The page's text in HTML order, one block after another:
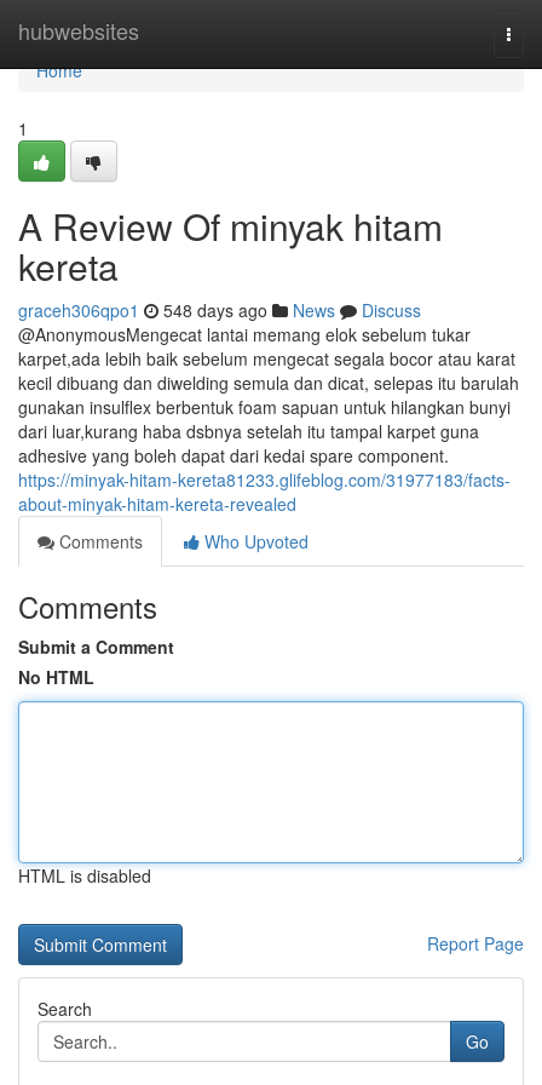
hubwebsites
Home
Home
1
A Review Of minyak hitam
kereta
graceh306qpo1 548 days ago News
Discuss
@AnonymousMengecat lantai memang elok sebelum tukar
karpet,ada lebih baik sebelum mengecat segala bocor atau karat
kecil dibuang dan diwelding semula dan dicat, selepas itu barulah
gunakan insulflex berbentuk foam sapuan untuk hilangkan bunyi
dari luar,kurang haba dsbnya setelah itu tampal karpet guna
adhesive yang boleh dapat dari kedai spare component.
https://minyak-hitam-kereta81233.glifeblog.com/31977183/facts-
about-minyak-hitam-kereta-revealed
Comments
Who Upvoted
Comments
Submit a Comment
No HTML
HTML is disabled
Report Page
Search
Go